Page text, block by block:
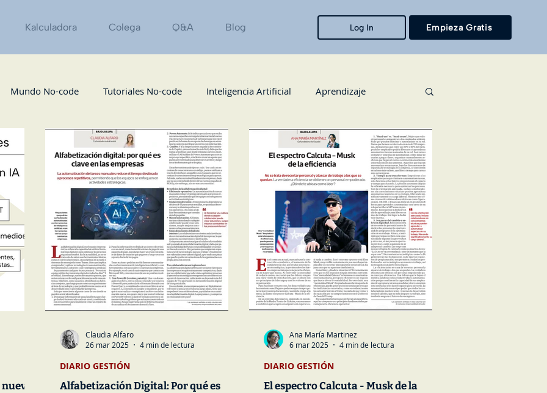
Kalculadora Colega Q&A Blog Log In Empieza Gratis
Mundo No-code Tutoriales No-code Inteligencia Artificial Aprendizaje
Podcast Eventos Marketing / Growth Recursos Humanos
Alfabetización Digital: Por qué es
DIARIO GESTIÓN
Claudia Alfaro
26 mar 2025
4 min de lectura
El espectro Calcuta - Musk de la
DIARIO GESTIÓN
Ana María Martinez
6 mar 2025
4 min de lectura